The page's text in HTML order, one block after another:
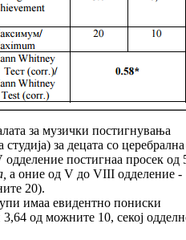
за му­зич­ки постигнувања
за децата со церебрална
пос­тиг­наа просек од
а оние од V до VIII одделение -
20).
имаа еви­дент­но пониски
од можните 10, секој